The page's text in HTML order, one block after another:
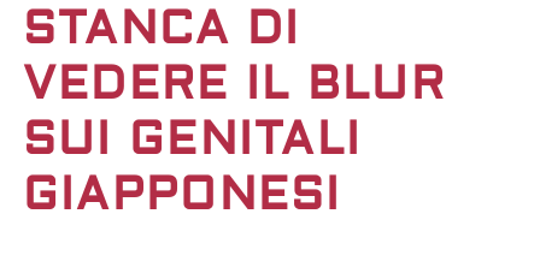
STANCA DI
VEDERE IL BLUR
SUI GENITALI
GIAPPONESI